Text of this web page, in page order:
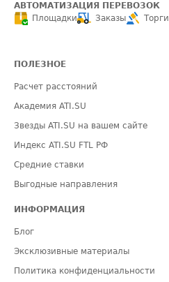
АВТОМАТИЗАЦИЯ ПЕРЕВОЗОК
Площадки
Заказы Торги
ПОЛЕЗНОЕ
Расчет расстояний
Академия ATI.SU
Звезды ATI.SU на вашем сайте
Индекс ATI.SU FTL РФ
Средние ставки
Выгодные направления
ИНФОРМАЦИЯ
Блог
Эксклюзивные материалы
Политика конфиденциальности